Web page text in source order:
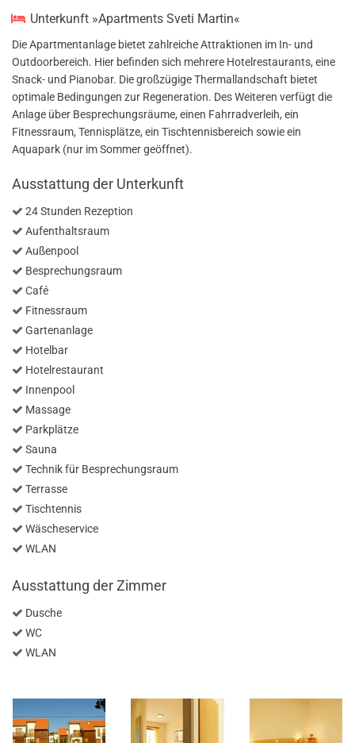
Unterkunft »Apartments Sveti Martin«
Die Apartmentanlage bietet zahlreiche Attraktionen im In- und
Outdoorbereich. Hier befinden sich mehrere Hotelrestaurants, eine
Snack- und Pianobar. Die großzügige Thermallandschaft bietet
optimale Bedingungen zur Regeneration. Des Weiteren verfügt die
Anlage über Besprechungsräume, einen Fahrradverleih, ein
Fitnessraum, Tennisplätze, ein Tischtennisbereich sowie ein
Aquapark (nur im Sommer geöffnet).
Ausstattung der Unterkunft
24 Stunden Rezeption
Aufenthaltsraum
Außenpool
Besprechungsraum
Café
Fitnessraum
Gartenanlage
Hotelbar
Hotelrestaurant
Innenpool
Massage
Parkplätze
Sauna
Technik für Besprechungsraum
Terrasse
Tischtennis
Wäscheservice
WLAN
Ausstattung der Zimmer
Dusche
WC
WLAN